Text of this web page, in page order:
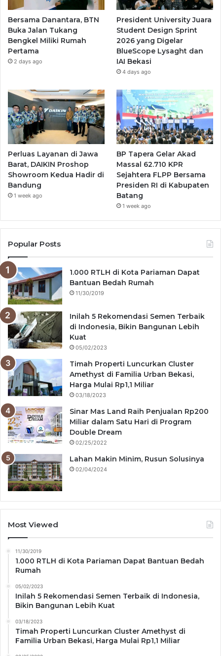
Bersama Danantara, BTN
Buka Jalan Tukang
Bengkel Miliki Rumah
Pertama
2 days ago
President University Juara
Student Design Sprint
2026 yang Digelar
BlueScope Lysaght dan
IAI Bekasi
4 days ago
Perluas Layanan di Jawa
Barat, DAIKIN Proshop
Showroom Kedua Hadir di
Bandung
1 week ago
BP Tapera Gelar Akad
Massal 62.710 KPR
Sejahtera FLPP Bersama
Presiden RI di Kabupaten
Batang
1 week ago
Popular Posts
1.000 RTLH di Kota Pariaman Dapat
Bantuan Bedah Rumah
11/30/2019
Inilah 5 Rekomendasi Semen Terbaik
di Indonesia, Bikin Bangunan Lebih
Kuat
05/02/2023
Timah Properti Luncurkan Cluster
Amethyst di Familia Urban Bekasi,
Harga Mulai Rp1,1 Miliar
03/18/2023
Sinar Mas Land Raih Penjualan Rp200
Miliar dalam Satu Hari di Program
Double Dream
02/25/2022
Lahan Makin Minim, Rusun Solusinya
02/04/2024
Most Viewed
11/30/2019
1.000 RTLH di Kota Pariaman Dapat Bantuan Bedah
Rumah
05/02/2023
Inilah 5 Rekomendasi Semen Terbaik di Indonesia,
Bikin Bangunan Lebih Kuat
03/18/2023
Timah Properti Luncurkan Cluster Amethyst di
Familia Urban Bekasi, Harga Mulai Rp1,1 Miliar